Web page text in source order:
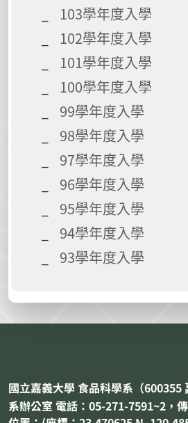
103學年度入學
102學年度入學
101學年度入學
100學年度入學
99學年度入學
98學年度入學
97學年度入學
96學年度入學
95學年度入學
94學年度入學
93學年度入學
國立嘉義大學 食品科學系（600355
系辦公室 電話：05-271-7591~2，